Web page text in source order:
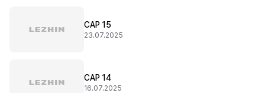
CAP 15
23.07.2025
CAP 14
16.07.2025